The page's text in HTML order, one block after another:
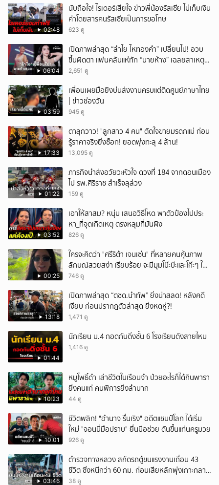
02:48
นับถือใจ! ไรเดอร์เสียใจ ข่าวพี่น้องรัสเซีย ไม่เก็บเงิน
ค่าโดยสารคนรัสเซียเป็นการขอโทษ
623 ดู
06:04
เปิดภาพล่าสุด “ลำไย ไหทองคำ” เปลี่ยนไป! อวบ
ขึ้นผิดตา แฟนคลับแห่ทัก “นายห้าง” เฉลยสาเหตุ
ชัด!
2,651 ดู
03:59
เพื่อนเผยมือยิงบ่นส่งงานครบแต่ติดศูนย์ภาษาไทย
| ข่าวช่องวัน
945 ดู
17:33
ตาลุกวาว! "ลูกสาว 4 คน" ตัดใจขายมรดกแม่ ก่อน
รู้ราคาจริงยิ่งช็อก! ยอดพุ่งทะลุ 4 ล้าน!
13,095 ดู
01:22
ภารกิจนำส่งอวัยวะหัวใจ ดวงที่ 184 จากดอนเมือง
ไป รพ.ศิริราช สำเร็จลุล่วง
159 ดู
03:52
เอาให้สาสม? หนุ่ม เสนอวิธีโหด พาตัวป๋องไปประ
หา_ที่จุดเกิดเหตุ ตรงหลุมที่มันฝัง
826 ดู
00:25
ใครจะคิดว่า "ศรีริต้า เจนเซ่น" ที่หลายคนคุ้นภาพ
ลักษณ์สวยสง่า เรียบร้อย จะมีมุมโบ๊ะบ๊ะและโก๊ะๆ ให้
ได้อมยิ้มเหมือนกัน งานนี้ทำเอาแฟนๆ ทั้งเอ็นดูทั้ง
746 ดู
13:18
เปิดภาพล่าสุด “ตชด.นำทัพ” ยิ่งน่าสลด! หลังคดี
เงียบ ก่อนปรากฎตัวล่าสุด ยิ่งหดหู่?!
1,471 ดู
01:44
นักเรียน ม.4 กอดกันดิ่งชั้น 6 โรงเรียนดังสายไหม
1,416 ดู
10:23
หมูโพธิ์ดำ เล่าชีวิตในเรือนจำ ป่วยอะไรก็ได้กินพารา
ยิ่งคนแก่ คนพิการยิ่งลำบาก
44 ดู
10:01
ชีวิตพลิก! "อำนาจ รื่นเริง" อดีตแชมป์โลก ได้เริ่ม
ใหม่ "จอนนี่มือปราบ" ยื่นมือช่วย ดันขึ้นแท่นครูมวย
926 ดู
03:46
ตำรวจทางหลวง สกัดรถตู้ขนแรงงานเถื่อน 43
ชีวิต ซิ่งหนีกว่า 60 กม. ก่อนเสียหลักพุ่งเกาะกลาง
ถนน
38 ดู